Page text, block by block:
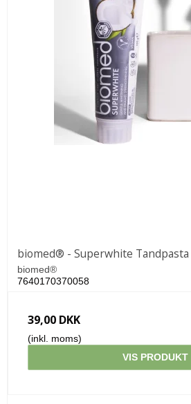
biomed® - Superwhite Tandpasta
biomed®
7640170370058
39,00 DKK
(inkl. moms)
VIS PRODUKT